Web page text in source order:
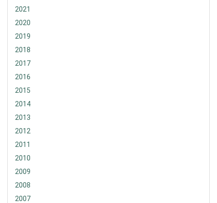
2021
2020
2019
2018
2017
2016
2015
2014
2013
2012
2011
2010
2009
2008
2007